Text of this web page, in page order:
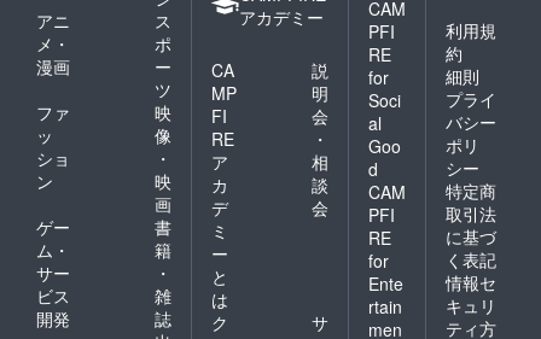
アニ
メ・
漫画
ス
ポ
ー
ツ
ファ
ッ
ショ
ン
映
像
・
映
画
ゲー
ム・
サー
ビス
開発
書
籍
・
雑
誌
アカデミー
CA
MP
FI
RE
ア
カ
デ
ミ
ー
と
は
説
明
会
・
相
談
会
ク
サ
CAM
PFI
RE
for
Soci
al
Goo
d
CAM
PFI
RE
for
Ente
rtain
men
利用規
約
細則
プライ
バシー
ポリ
シー
特定商
取引法
に基づ
く表記
情報セ
キュリ
ティ方